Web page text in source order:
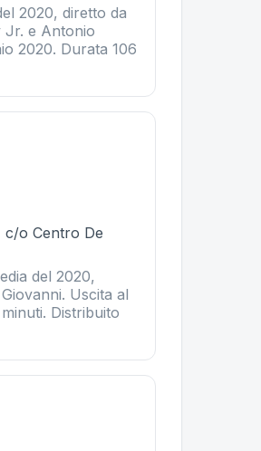
2020, diretto da
Jr. e Antonio
2020. Durata 106
o Centro De
del 2020,
Uscita al
Distribuito